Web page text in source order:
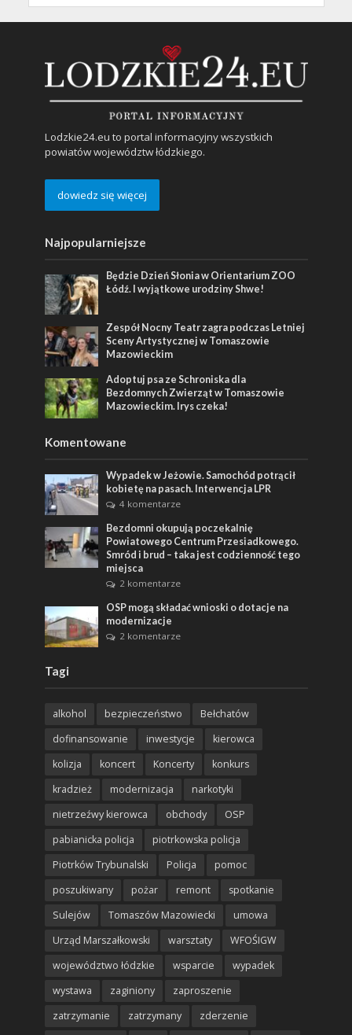
Lodzkie24.eu to portal informacyjny wszystkich
powiatów województw łódzkiego.
dowiedz się więcej
Najpopularniejsze
Będzie Dzień Słonia w Orientarium ZOO
Łódź. I wyjątkowe urodziny Shwe!
Zespół Nocny Teatr zagra podczas Letniej
Sceny Artystycznej w Tomaszowie
Mazowieckim
Adoptuj psa ze Schroniska dla
Bezdomnych Zwierząt w Tomaszowie
Mazowieckim. Irys czeka!
Komentowane
Wypadek w Jeżowie. Samochód potrącił
kobietę na pasach. Interwencja LPR
4 komentarze
Bezdomni okupują poczekalnię
Powiatowego Centrum Przesiadkowego.
Smród i brud – taka jest codzienność tego
miejsca
2 komentarze
OSP mogą składać wnioski o dotacje na
modernizacje
2 komentarze
Tagi
alkohol bezpieczeństwo
Bełchatów
dofinansowanie
inwestycje
kierowca
kolizja
koncert Koncerty
konkurs
kradzież
modernizacja
narkotyki
nietrzeźwy kierowca
obchody
OSP
pabianicka policja
piotrkowska policja
Piotrków Trybunalski
Policja
pomoc
poszukiwany
pożar remont
spotkanie
Sulejów
Tomaszów Mazowiecki
umowa
Urząd Marszałkowski
warsztaty
WFOŚIGW
województwo łódzkie
wsparcie
wypadek
wystawa
zaginiony
zaproszenie
zatrzymanie
zatrzymany
zderzenie